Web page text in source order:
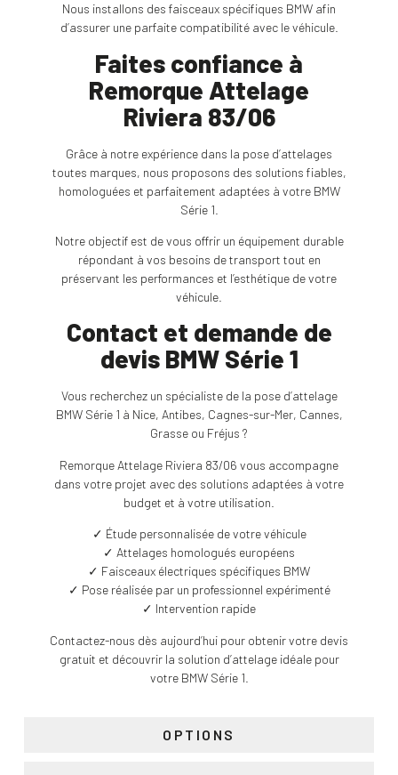
OPTIONS
Nous installons des faisceaux spécifiques BMW afin
d’assurer une parfaite compatibilité avec le véhicule.
Faites confiance à
Remorque Attelage
Riviera 83/06
Grâce à notre expérience dans la pose d’attelages
toutes marques, nous proposons des solutions fiables,
homologuées et parfaitement adaptées à votre BMW
Série 1.
Notre objectif est de vous offrir un équipement durable
répondant à vos besoins de transport tout en
préservant les performances et l’esthétique de votre
véhicule.
Contact et demande de
devis BMW Série 1
Vous recherchez un spécialiste de la pose d’attelage
BMW Série 1 à Nice, Antibes, Cagnes-sur-Mer, Cannes,
Grasse ou Fréjus ?
Remorque Attelage Riviera 83/06 vous accompagne
dans votre projet avec des solutions adaptées à votre
budget et à votre utilisation.
✓ Étude personnalisée de votre véhicule
✓ Attelages homologués européens
✓ Faisceaux électriques spécifiques BMW
✓ Pose réalisée par un professionnel expérimenté
✓ Intervention rapide
Contactez-nous dès aujourd’hui pour obtenir votre devis
gratuit et découvrir la solution d’attelage idéale pour
votre BMW Série 1.